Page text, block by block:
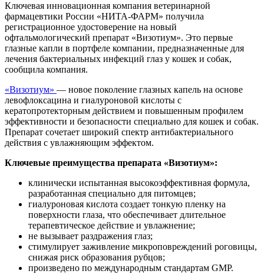
Ключевая инновационная компания ветеринарной
фармацевтики России «НИТА-ФАРМ» получила
регистрационное удостоверение на новый
офтальмологический препарат «Визотиум». Это первые
глазные капли в портфеле компании, предназначенные для
лечения бактериальных инфекций глаз у кошек и собак,
сообщила компания.
«Визотиум» — новое поколение глазных капель на основе
левофлоксацина и гиалуроновой кислоты с
кератопротекторным действием и повышенным профилем
эффективности и безопасности специально для кошек и собак.
Препарат сочетает широкий спектр антибактериального
действия с увлажняющим эффектом.
Ключевые преимущества препарата «Визотиум»:
клинически испытанная высокоэффективная формула,
разработанная специально для питомцев;
гиалуроновая кислота создает тонкую пленку на
поверхности глаза, что обеспечивает длительное
терапевтическое действие и увлажнение;
не вызывает раздражения глаз;
стимулирует заживление микроповреждений роговицы,
снижая риск образования рубцов;
произведено по международным стандартам GMP.